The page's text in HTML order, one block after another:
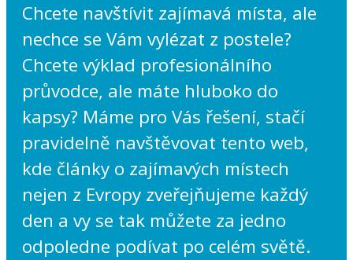
Chcete navštívit zajímavá místa, ale
nechce se Vám vylézat z postele?
Chcete výklad profesionálního
průvodce, ale máte hluboko do
kapsy? Máme pro Vás řešení, stačí
pravidelně navštěvovat tento web,
kde články o zajímavých místech
nejen z Evropy zveřejňujeme každý
den a vy se tak můžete za jedno
odpoledne podívat po celém světě.